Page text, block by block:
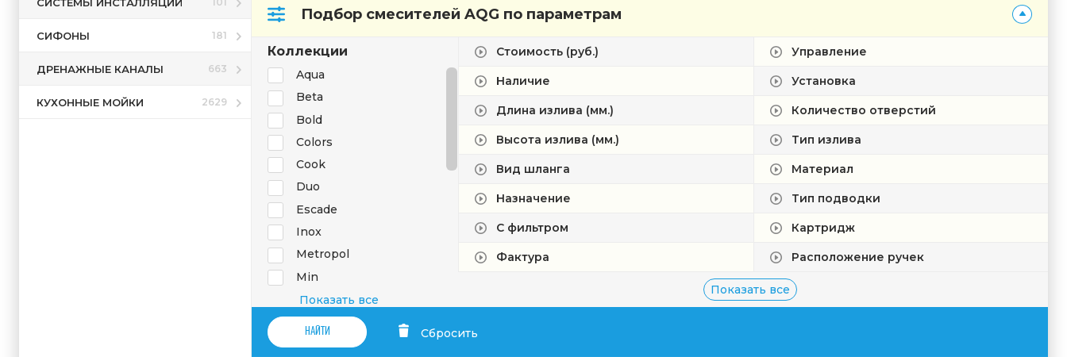
СИФОНЫ 181
ДРЕНАЖНЫЕ КАНАЛЫ 663
КУХОННЫЕ МОЙКИ 2629
Подбор смесителей AQG по параметрам
Коллекции
Aqua
Beta
Bold
Colors
Cook
Duo
Escade
Inox
Metropol
Min
Minimalista
QB
Показать все
Стоимость (руб.)
Наличие
Длина излива (мм.)
Высота излива (мм.)
Вид шланга
Назначение
С фильтром
Фактура
Управление
Установка
Количество отверстий
Тип излива
Материал
Тип подводки
Картридж
Расположение ручек
Показать все
Сбросить